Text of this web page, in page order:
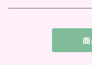
NMNシリーズ